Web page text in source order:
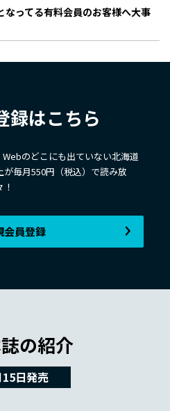
なってる有料会員のお客様へ大事
録はこちら
のどこにも出ていない北海道
毎月550円（税込）で読み放
会員登録
の紹介
日発売